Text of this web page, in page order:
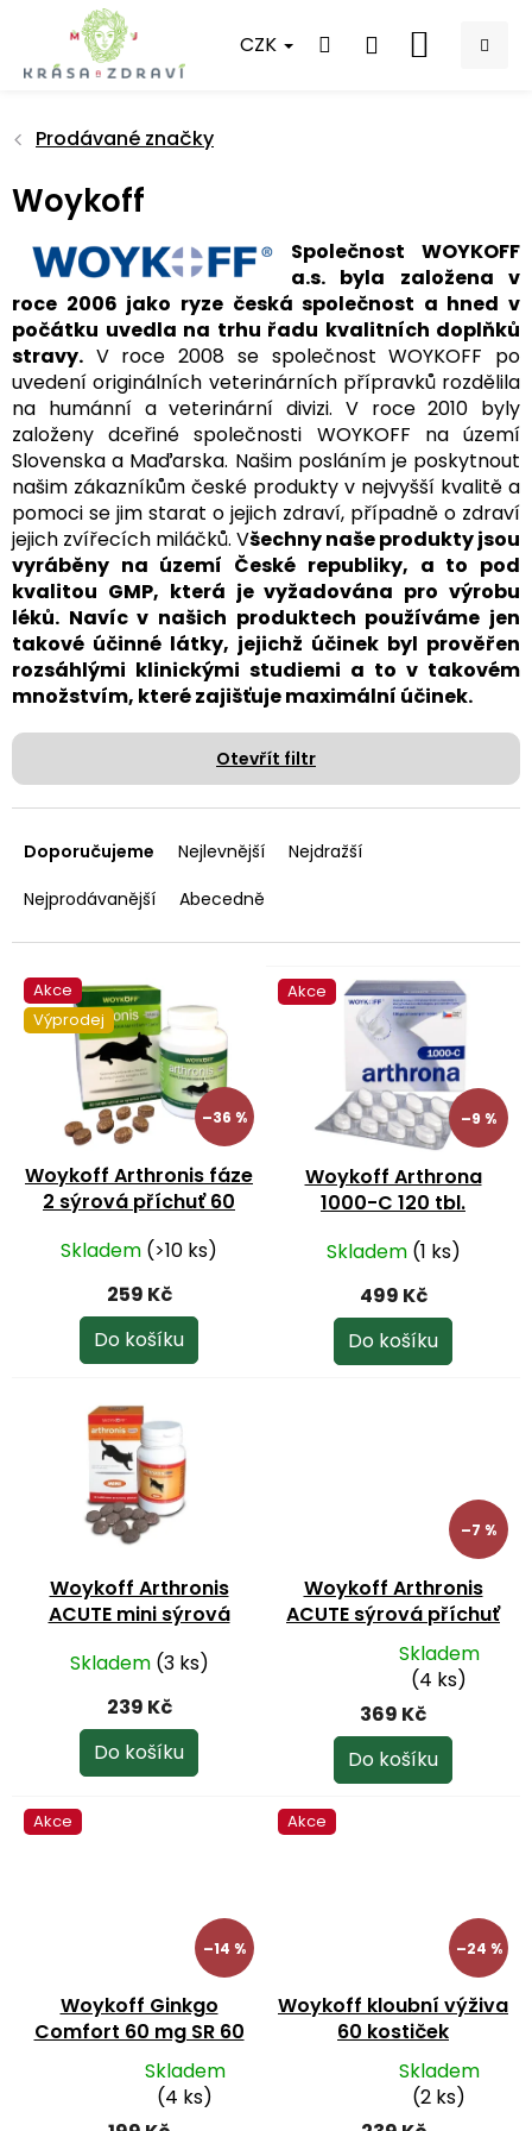
obsah
CZK
NÁKUPNÍ
Prodávané značky
Woykoff
Společnost WOYKOFF
a.s. byla založena v
roce 2006 jako ryze česká společnost a hned v
počátku uvedla na trhu řadu kvalitních doplňků
stravy. V roce 2008 se společnost WOYKOFF po
uvedení originálních veterinárních přípravků rozdělila
na humánní a veterinární divizi. V roce 2010 byly
založeny dceřiné společnosti WOYKOFF na území
Slovenska a Maďarska. Našim posláním je poskytnout
našim zákazníkům české produkty v nejvyšší kvalitě a
pomoci se jim starat o jejich zdraví, případně o zdraví
jejich zvířecích miláčků. Všechny naše produkty jsou
vyráběny na území České republiky, a to pod
kvalitou GMP, která je vyžadována pro výrobu
léků. Navíc v našich produktech používáme jen
takové účinné látky, jejichž účinek byl prověřen
rozsáhlými klinickými studiemi a to v takovém
množstvím, které zajišťuje maximální účinek.
Otevřít filtr
a
e
í
p
o
ů
Doporučujeme Nejlevnější
Nejdražší
Nejprodávanější
Abecedně
V
ý
p
o
d
Akce
Výprodej
–36 %
Woykoff Arthronis fáze
2 sýrová příchuť 60
Skladem (>10 ks)
259 Kč
Do košíku
Akce
–9 %
Woykoff Arthrona
1000-C 120 tbl.
Skladem (1 ks)
499 Kč
Do košíku
Woykoff Arthronis
ACUTE mini sýrová
Skladem (3 ks)
239 Kč
Do košíku
–7 %
Woykoff Arthronis
ACUTE sýrová příchuť
60 tbl.
produktu
5
Skladem
(4 ks)
369 Kč
Do košíku
Akce
–14 %
Woykoff Ginkgo
Comfort 60 mg SR 60
tbl.Skladem
(4 ks)
Akce
–24 %
Woykoff kloubní výživa
60 kostiček
Skladem
(2 ks)